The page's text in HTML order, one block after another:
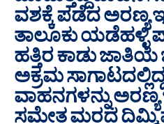
ವಶಕ್ಕೆ ಪಡೆದ ಅರಣ್ಯ
ತಾಲೂಕು ಯಡೆಹಳ್ಳಿ
ಹತ್ತಿರ ಕಾಡು ಜಾತಿಯ
ಅಕ್ರಮ
ವಾಹನಗಳನ್ನು
ಸಮೇತ ಮರದ ದಿಮ್ಮಿ